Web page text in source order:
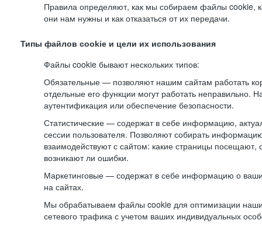
Правила определяют, как мы собираем файлы cookie,
они нам нужны и как отказаться от их передачи.
Типы файлов cookie и цели их использования
Файлы cookie бывают нескольких типов:
Обязательные — позволяют нашим сайтам работать
отдельные его функции могут работать неправильно.
аутентификация или обеспечение безопасности.
Статистические — содержат в себе информацию,
сессии пользователя. Позволяют собирать
взаимодействуют с сайтом: какие страницы посещают,
возникают ли ошибки.
Маркетинговые — содержат в себе информацию о
на сайтах.
Мы обрабатываем файлы cookie для оптимизации
сетевого трафика с учетом ваших индивидуальных